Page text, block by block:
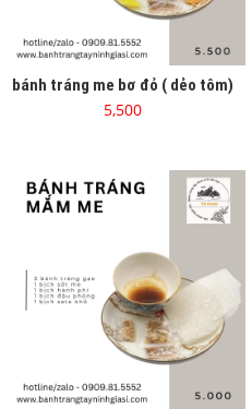
bánh tráng me bơ đỏ ( dẻo tôm)
5,500